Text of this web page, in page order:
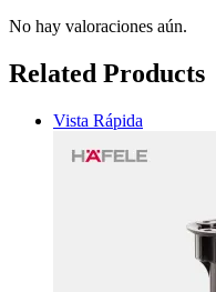
No hay valoraciones aún.
Related Products
Vista Rápida